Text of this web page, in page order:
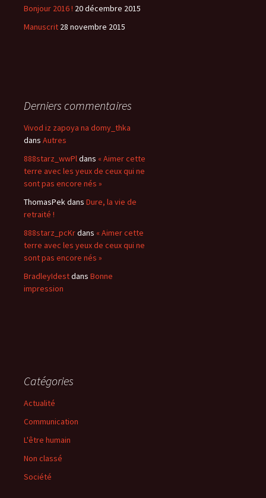
Bonjour 2016 ! 20 décembre 2015
Manuscrit 28 novembre 2015
Derniers commentaires
Vivod iz zapoya na domy_thka
dans Autres
888starz_wwPldans « Aimer cette
terre avec les yeux de ceux qui ne
sont pas encore nés »
ThomasPekdans Dure, la vie de
retraité !
888starz_pcKrdans « Aimer cette
terre avec les yeux de ceux qui ne
sont pas encore nés »
BradleyIdestdans Bonne
impression
Catégories
Actualité
Communication
L'être humain
Non classé
Société